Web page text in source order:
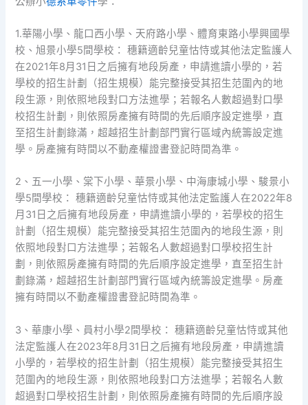
1.華陽小學、龍口西小學、天府路小學、體育東路小學興國學
校、旭景小學5間學校： 穗籍適齡兒童怙恃或其他法定監護人
在2021年8月31日之后擁有地段房產，申請進讀小學的，若
學校的招生計劃（招生規模）能完整接受其招生范圍內的地
段生源，則依照地段對口方法進學；若報名人數超過對口學
校招生計劃，則依照房產擁有時間的先后順序設定進學，直
至招生計劃錄滿，超越招生計劃部門實行區域內統籌設定進
學。房產擁有時間以不動產權證書登記時間為準。
2、五一小學、棠下小學、華景小學、中海康城小學、駿景小
學5間學校： 穗籍適齡兒童怙恃或其他法定監護人在2022年8
月31日之后擁有地段房產，申請進讀小學的，若學校的招生
計劃（招生規模）能完整接受其招生范圍內的地段生源，則
依照地段對口方法進學；若報名人數超過對口學校招生計
劃，則依照房產擁有時間的先后順序設定進學，直至招生計
劃錄滿，超越招生計劃部門實行區域內統籌設定進學。房產
擁有時間以不動產權證書登記時間為準。
3、華康小學、員村小學2間學校： 穗籍適齡兒童怙恃或其他
法定監護人在2023年8月31日之后擁有地段房產，申請進讀
小學的，若學校的招生計劃（招生規模）能完整接受其招生
范圍內的地段生源，則依照地段對口方法進學；若報名人數
超過對口學校招生計劃，則依照房產擁有時間的先后順序設